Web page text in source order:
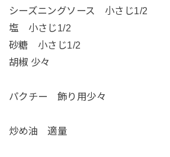
シーズニングソース 小さじ1/2
塩 小さじ1/2
砂糖 小さじ1/2
胡椒 少々
パクチー 飾り用少々
炒め油 適量